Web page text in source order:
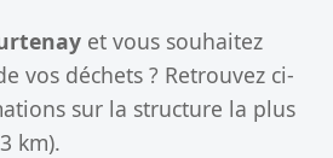
et vous souhaitez
vos déchets ? Retrouvez ci-
sur la structure la plus
km).